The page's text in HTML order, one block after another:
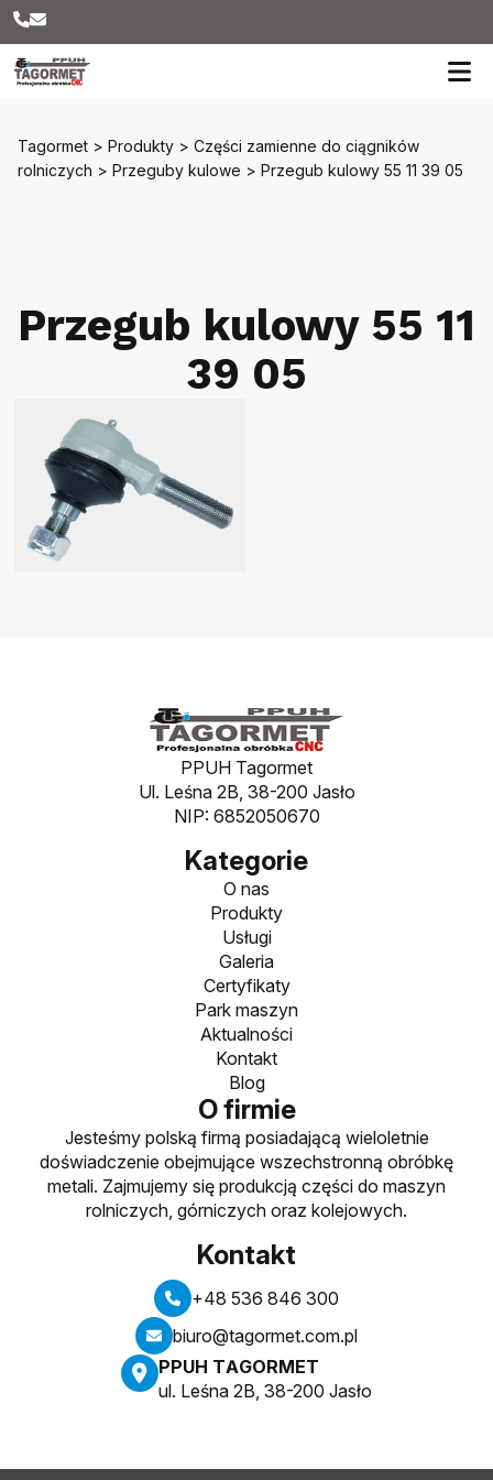
Tagormet > Produkty > Części zamienne do ciągników
rolniczych > Przeguby kulowe > Przegub kulowy 55 11 39 05
Przegub kulowy 55 11
39 05
PPUH Tagormet
Ul. Leśna 2B, 38-200 Jasło
NIP: 6852050670
Kategorie
O nas
Produkty
Usługi
Galeria
Certyfikaty
Park maszyn
Aktualności
Kontakt
Blog
O firmie
Jesteśmy polską firmą posiadającą wieloletnie
doświadczenie obejmujące wszechstronną obróbkę
metali. Zajmujemy się produkcją części do maszyn
rolniczych, górniczych oraz kolejowych.
Kontakt
+48 536 846 300
biuro@tagormet.com.pl
PPUH TAGORMET
ul. Leśna 2B, 38-200 Jasło